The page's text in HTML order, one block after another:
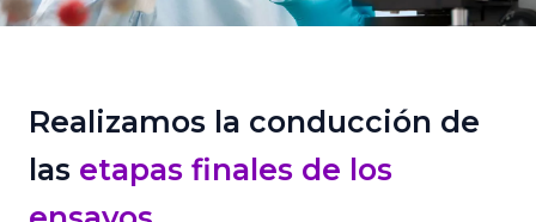
Realizamos la conducción de
las etapas finales de los